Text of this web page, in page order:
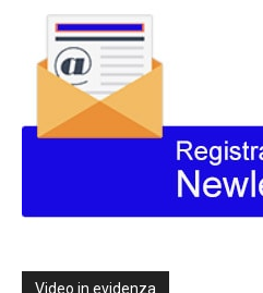
Video in evidenza